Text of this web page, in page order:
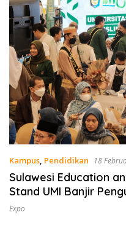
Kampus, Pendidikan 18
Sulawesi Education
Stand UMI Banjir
Expo